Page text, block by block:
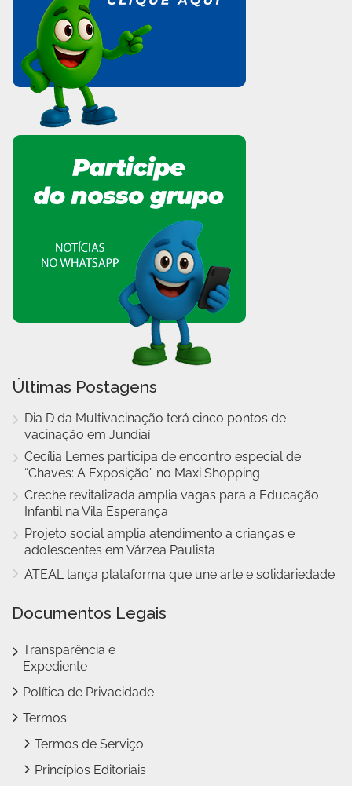
Últimas Postagens
Dia D da Multivacinação terá cinco pontos de
vacinação em Jundiaí
Cecília Lemes participa de encontro especial de
“Chaves: A Exposição” no Maxi Shopping
Creche revitalizada amplia vagas para a Educação
Infantil na Vila Esperança
Projeto social amplia atendimento a crianças e
adolescentes em Várzea Paulista
ATEAL lança plataforma que une arte e solidariedade
Documentos Legais
Transparência e
Expediente
Política de Privacidade
Termos
Termos de Serviço
Princípios Editoriais